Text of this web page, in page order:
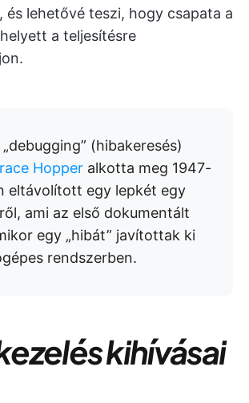
és lehetővé teszi, hogy csapata a
a teljesítésre
„debugging” (hibakeresés)
Hopper alkotta meg 1947-
eltávolított egy lepkét egy
ami az első dokumentált
egy „hibát” javítottak ki
rendszerben.
kihívásai